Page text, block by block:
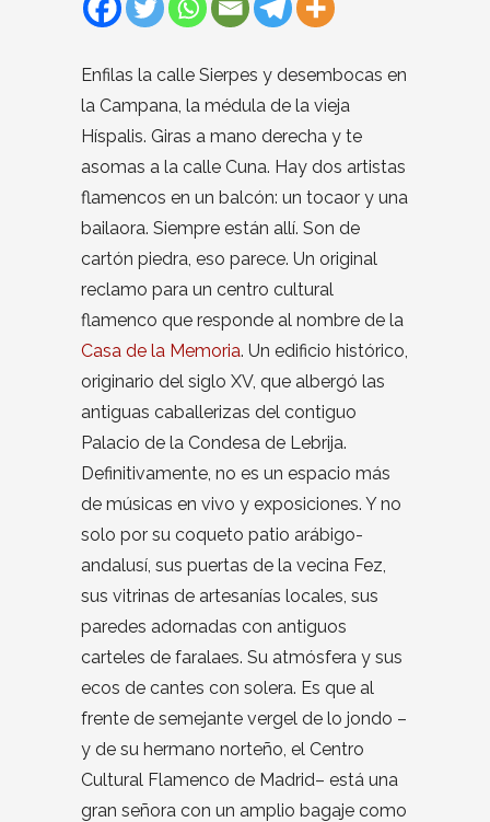
Enfilas la calle Sierpes y desembocas en
la Campana, la médula de la vieja
Híspalis. Giras a mano derecha y te
asomas a la calle Cuna. Hay dos artistas
flamencos en un balcón: un tocaor y una
bailaora. Siempre están allí. Son de
cartón piedra, eso parece. Un original
reclamo para un centro cultural
flamenco que responde al nombre de la
Casa de la Memoria. Un edificio histórico,
originario del siglo XV, que albergó las
antiguas caballerizas del contiguo
Palacio de la Condesa de Lebrija.
Definitivamente, no es un espacio más
de músicas en vivo y exposiciones. Y no
solo por su coqueto patio arábigo-
andalusí, sus puertas de la vecina Fez,
sus vitrinas de artesanías locales, sus
paredes adornadas con antiguos
carteles de faralaes. Su atmósfera y sus
ecos de cantes con solera. Es que al
frente de semejante vergel de lo jondo –
y de su hermano norteño, el Centro
Cultural Flamenco de Madrid– está una
gran señora con un amplio bagaje como